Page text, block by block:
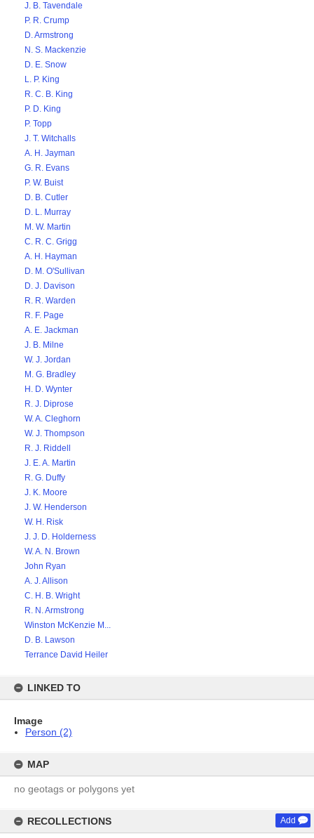
J. B. Tavendale
P. R. Crump
D. Armstrong
N. S. Mackenzie
D. E. Snow
L. P. King
R. C. B. King
P. D. King
P. Topp
J. T. Witchalls
A. H. Jayman
G. R. Evans
P. W. Buist
D. B. Cutler
D. L. Murray
M. W. Martin
C. R. C. Grigg
A. H. Hayman
D. M. O'Sullivan
D. J. Davison
R. R. Warden
R. F. Page
A. E. Jackman
J. B. Milne
W. J. Jordan
M. G. Bradley
H. D. Wynter
R. J. Diprose
W. A. Cleghorn
W. J. Thompson
R. J. Riddell
J. E. A. Martin
R. G. Duffy
J. K. Moore
J. W. Henderson
W. H. Risk
J. J. D. Holderness
W. A. N. Brown
John Ryan
A. J. Allison
C. H. B. Wright
R. N. Armstrong
Winston McKenzie M...
D. B. Lawson
Terrance David Heiler
LINKED TO
Image
Person (2)
MAP
no geotags or polygons yet
RECOLLECTIONS Add